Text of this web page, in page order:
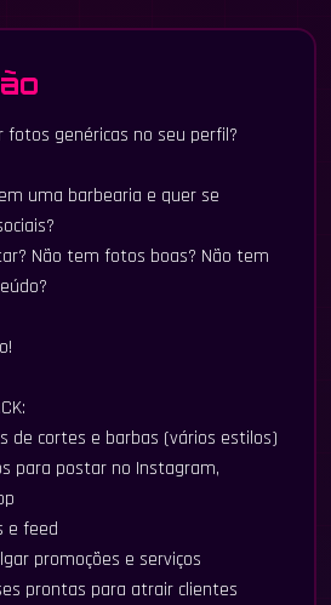
fotos genéricas no seu perfil?
uma barbearia e quer se
Não tem fotos boas? Não tem
de cortes e barbas (vários estilos)
para postar no Instagram,
e feed
promoções e serviços
prontas para atrair clientes